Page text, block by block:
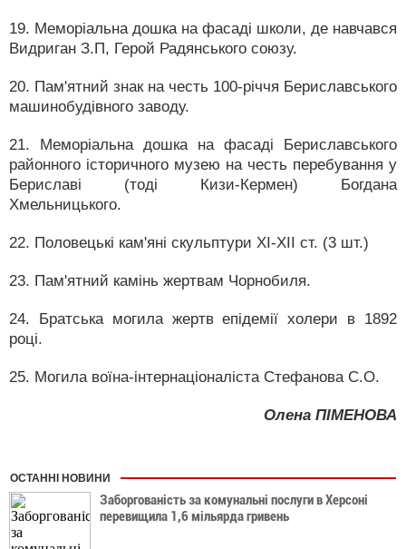
19. Меморіальна дошка на фасаді школи, де навчався
Видриган З.П, Герой Радянського союзу.
20. Пам'ятний знак на честь 100-річчя Бериславського
машинобудівного заводу.
21. Меморіальна дошка на фасаді Бериславського
районного історичного музею на честь перебування у
Бериславі (тоді Кизи-Кермен) Богдана
Хмельницького.
22. Половецькі кам'яні скульптури ХІ-ХІІ ст. (3 шт.)
23. Пам'ятний камінь жертвам Чорнобиля.
24. Братська могила жертв епідемії холери в 1892
році.
25. Могила воїна-інтернаціоналіста Стефанова С.О.
Олена ПІМЕНОВА
ОСТАННІ НОВИНИ
Заборгованість за комунальні послуги в Херсоні
перевищила 1,6 мільярда гривень